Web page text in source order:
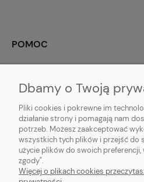
POMOC
PŁATNOŚCI I DOSTAWA
INFORMACJE
O NAS
Dbamy o Twoją
Pliki cookies i pokrewne im
działanie strony i pomagają nam
potrzeb. Możesz zaakceptować
wszystkich tych plików i przejść do
użycie plików do swoich
zgody".
Więcej o plikach cookies